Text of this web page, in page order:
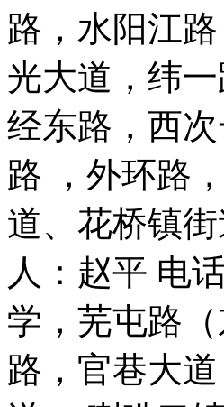
路，水阳江
光大道，纬
经东路，西
路 ，外环路
道、花桥镇
人：赵平 电
学，芜屯路
路，官巷大